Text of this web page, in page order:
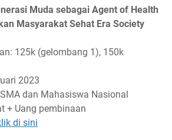
Muda sebagai Agent of Health
Masyarakat Sehat Era Society
125k (gelombang 1), 150k
2023
dan Mahasiswa Nasional
+ Uang pembinaan
di sini